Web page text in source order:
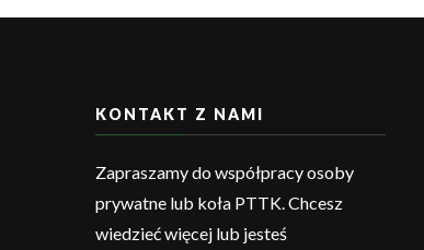
KONTAKT Z NAMI
Zapraszamy do współpracy osoby
prywatne lub koła PTTK. Chcesz
wiedzieć więcej lub jesteś